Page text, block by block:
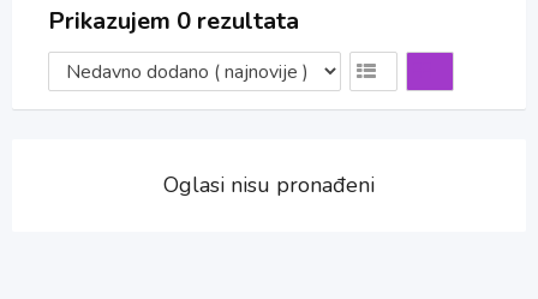
Prikazujem 0 rezultata
Oglasi nisu pronađeni